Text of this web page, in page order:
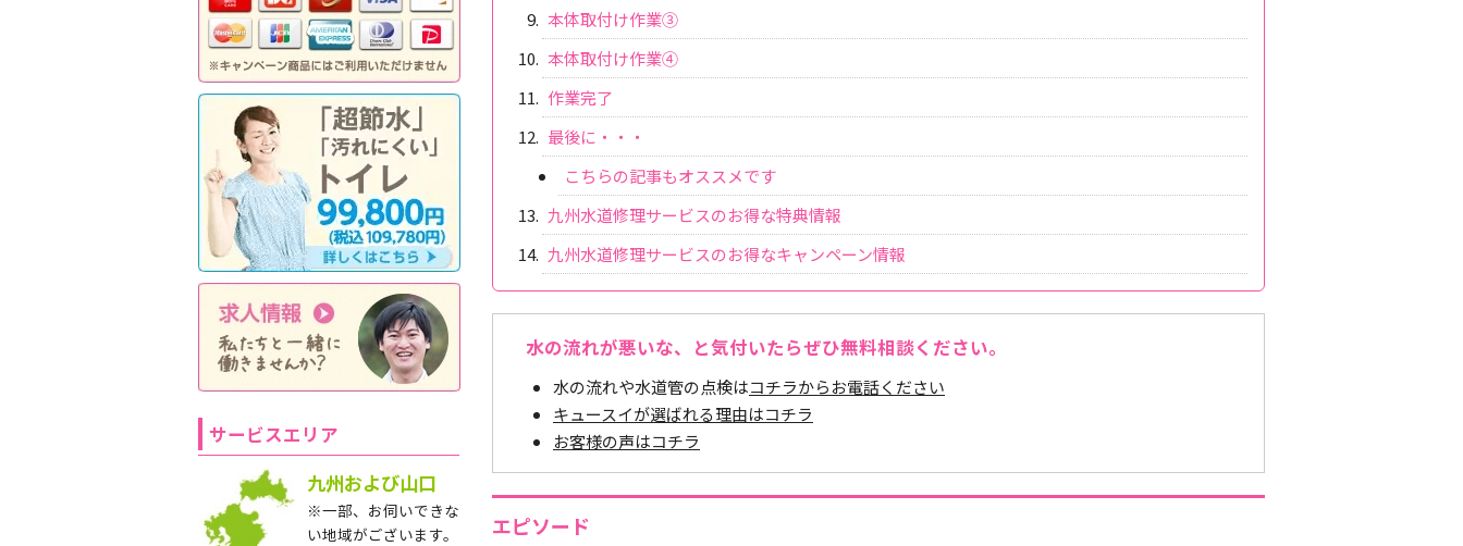
本体取付け作業③
本体取付け作業④
作業完了
最後に・・・
こちらの記事もオススメです
九州水道修理サービスのお得な特典情報
九州水道修理サービスのお得なキャンペーン情報
水の流れが悪いな、と気付いたらぜひ無料相談ください。
水の流れや水道管の点検はコチラからお電話ください
キュースイが選ばれる理由はコチラ
お客様の声はコチラ
エピソード
サービスエリア
九州および山口
※一部、お伺いできな
い地域がございます。